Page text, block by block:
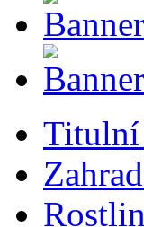
Titulní